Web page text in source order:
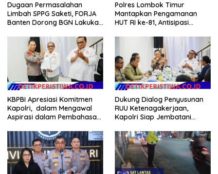
Dugaan Permasalahan
Limbah SPPG Saketi, FORJA
Banten Dorong BGN Lakukan
Polres Lombok Timur
Mantapkan Pengamanan
HUT RI ke-81, Antisipasi
Agenda Kapolri
KBPBI Apresiasi Komitmen
Kapolri, dalam Mengawal
Aspirasi dalam Pembahasan
Dukung Dialog Penyusunan
RUU Ketenagakerjaan,
Kapolri Siap Jembatani